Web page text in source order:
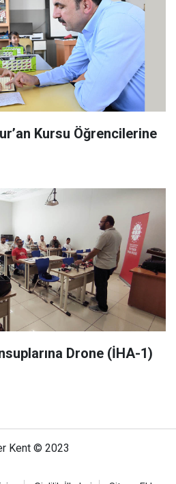
Kursu Öğrencilerine
Drone (İHA-1)
Kent © 2023